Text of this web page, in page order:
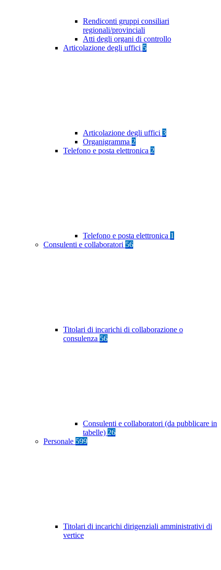
Rendiconti gruppi consiliari
regionali/provinciali
Atti degli organi di controllo
Articolazione degli uffici 5
Articolazione degli uffici 3
Organigramma 2
Telefono e posta elettronica 2
Telefono e posta elettronica 1
Consulenti e collaboratori 56
Titolari di incarichi di collaborazione o
consulenza 56
Consulenti e collaboratori (da pubblicare in
tabelle) 26
Personale 599
Titolari di incarichi dirigenziali amministrativi di
vertice